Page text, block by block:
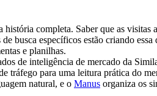
completa. Saber que as
específicos estão criando
e planilhas.
de inteligência de mercado da
tráfego para uma leitura prática do
natural, e o Manus organiza os